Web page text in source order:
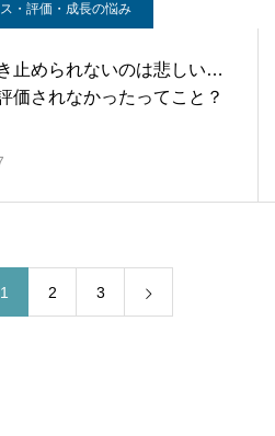
・評価・成長の悩み
止められないのは悲しい…
価されなかったってこと？
1 2 3